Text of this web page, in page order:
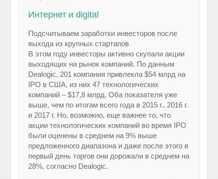
Интернет и digital
Подсчитываем заработки инвесторов после
выхода из крупных стартапов
В этом году инвесторы активно скупали акции
выходящих на рынок компаний. По данным
Dealogic, 201 компания привлекла $54 млрд на
IPO в США, из них 47 технологических
компаний – $17,8 млрд. Оба показателя уже
выше, чем по итогам всего года в 2015 г., 2016 г.
и 2017 г. Но, возможно, еще важнее то, что
акции технологических компаний во время IPO
были оценены в среднем на 9% выше
предложенного диапазона и даже после этого в
первый день торгов они дорожали в среднем на
28%, согласно Dealogic.